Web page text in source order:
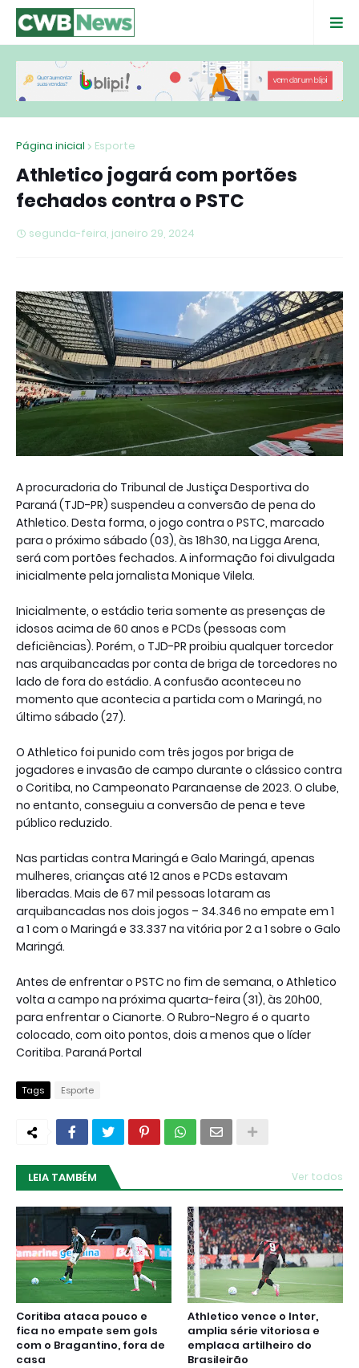
Página inicial Esporte
Athletico jogará com portões
fechados contra o PSTC
segunda-feira, janeiro 29, 2024
A procuradoria do Tribunal de Justiça Desportiva do
Paraná (TJD-PR) suspendeu a conversão de pena do
Athletico. Desta forma, o jogo contra o PSTC, marcado
para o próximo sábado (03), às 18h30, na Ligga Arena,
será com portões fechados. A informação foi divulgada
inicialmente pela jornalista Monique Vilela.
Inicialmente, o estádio teria somente as presenças de
idosos acima de 60 anos e PCDs (pessoas com
deficiências). Porém, o TJD-PR proibiu qualquer torcedor
nas arquibancadas por conta de briga de torcedores no
lado de fora do estádio. A confusão aconteceu no
momento que acontecia a partida com o Maringá, no
último sábado (27).
O Athletico foi punido com três jogos por briga de
jogadores e invasão de campo durante o clássico contra
o Coritiba, no Campeonato Paranaense de 2023. O clube,
no entanto, conseguiu a conversão de pena e teve
público reduzido.
Nas partidas contra Maringá e Galo Maringá, apenas
mulheres, crianças até 12 anos e PCDs estavam
liberadas. Mais de 67 mil pessoas lotaram as
arquibancadas nos dois jogos – 34.346 no empate em 1
a 1 com o Maringá e 33.337 na vitória por 2 a 1 sobre o Galo
Maringá.
Antes de enfrentar o PSTC no fim de semana, o Athletico
volta a campo na próxima quarta-feira (31), às 20h00,
para enfrentar o Cianorte. O Rubro-Negro é o quarto
colocado, com oito pontos, dois a menos que o líder
Coritiba. Paraná Portal
Tags Esporte
LEIA TAMBÉM Ver todos
Coritiba ataca pouco e
fica no empate sem gols
com o Bragantino, fora de
casa
Athletico vence o Inter,
amplia série vitoriosa e
emplaca artilheiro do
Brasileirão